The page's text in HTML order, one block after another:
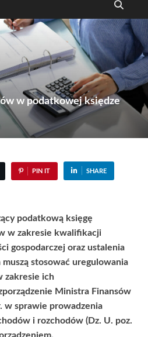
w podatkowej księdze
PIN IT SHARE
podatkową księgę
w zakresie kwalifikacji
gospodarczej oraz ustalenia
stosować uregulowania
zakresie ich
Ministra Finansów
w sprawie prowadzenia
i rozchodów (Dz. U. poz.